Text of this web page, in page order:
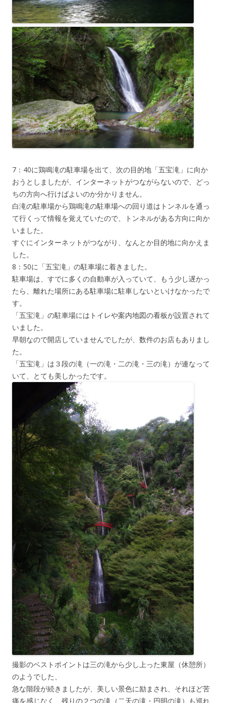
7：40に鶏鳴滝の駐車場を出て、次の目的地「五宝滝」に向か
おうとしましたが、インターネットがつながらないので、どっ
ちの方向へ行けばよいのか分かりません。
白滝の駐車場から鶏鳴滝の駐車場への回り道はトンネルを通っ
て行くって情報を覚えていたので、トンネルがある方向に向か
いました。
すぐにインターネットがつながり、なんとか目的地に向かえま
した。
8：50に「五宝滝」の駐車場に着きました。
駐車場は、すでに多くの自動車が入っていて、もう少し遅かっ
たら、離れた場所にある駐車場に駐車しないといけなかったで
す。
「五宝滝」の駐車場にはトイレや案内地図の看板が設置されて
いました。
早朝なので開店していませんでしたが、数件のお店もありまし
た。
「五宝滝」は３段の滝（一の滝・二の滝・三の滝）が連なって
いて、とても美しかったです。
撮影のベストポイントは三の滝から少し上った東屋（休憩所）
のようでした、
急な階段が続きましたが、美しい景色に励まされ、それほど苦
痛を感じなく、残りの２つの滝（二天の滝・円明の滝）も巡れ